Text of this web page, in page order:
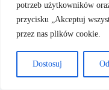
potrzeb użytkowników
przycisku „Akceptuj
przez nas plików cookie.
Dostosuj
Copyright © 2026 - ​